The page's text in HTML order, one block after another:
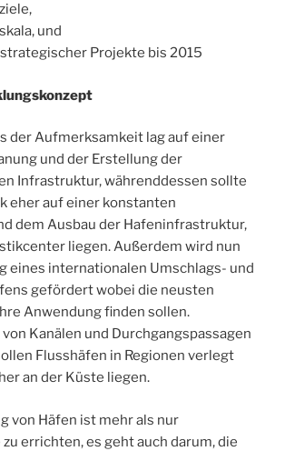
und
Projekte bis 2015
der Aufmerksamkeit lag auf einer
und der Erstellung der
Infrastruktur, währenddessen sollte
eher auf einer konstanten
dem Ausbau der Hafeninfrastruktur,
liegen. Außerdem wird nun
eines internationalen Umschlags- und
gefördert wobei die neusten
Anwendung finden sollen.
von Kanälen und Durchgangspassagen
Flusshäfen in Regionen verlegt
an der Küste liegen.
von Häfen ist mehr als nur
errichten, es geht auch darum, die